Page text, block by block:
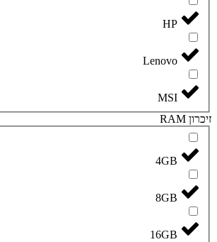
HP
Lenovo
MSI
זיכרון RAM
4GB
8GB
16GB